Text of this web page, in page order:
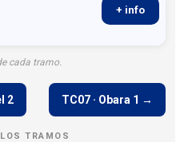
+ info
cada tramo.
2 TC07 · Obara 1 →
TRAMOS